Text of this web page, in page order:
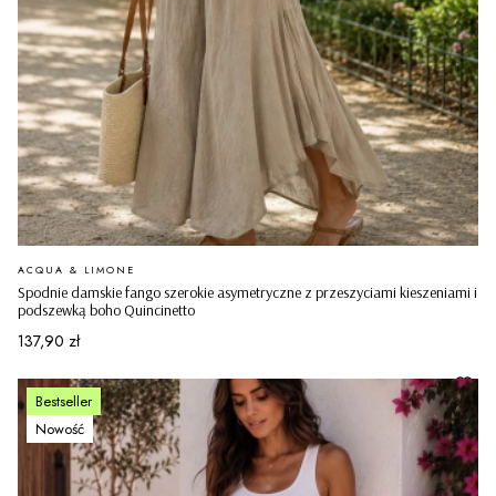
Spodnie damskie fango szerokie asymetryczne z przeszyciami kieszeniami i
podszewką boho Quincinetto
PRODUCENT
ACQUA & LIMONE
Cena
137,90 zł
Bestseller
Nowość